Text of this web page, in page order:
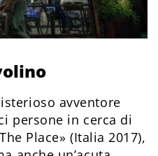
avventore
persone in cerca di
Place» (Italia 2017),